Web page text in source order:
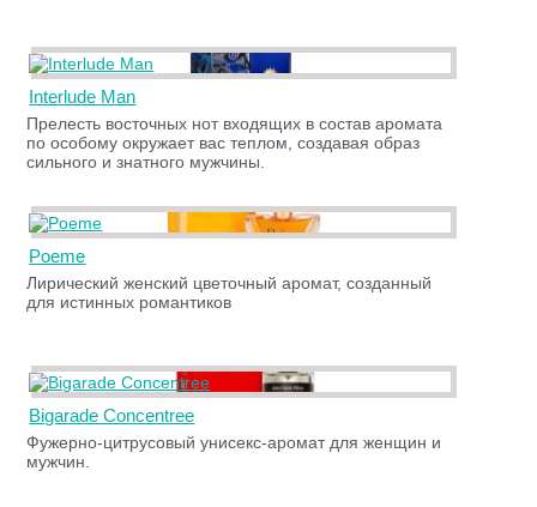
Interlude Man
Прелесть восточных нот входящих в состав аромата
по особому окружает вас теплом, создавая образ
сильного и знатного мужчины.
Poeme
Лирический женский цветочный аромат, созданный
для истинных романтиков
Bigarade Concentree
Фужерно-цитрусовый унисекс-аромат для женщин и
мужчин.